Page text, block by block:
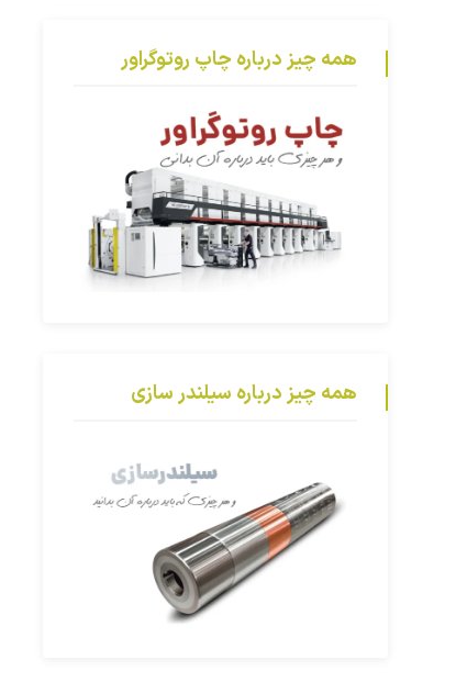
همه چیز درباره چاپ روتوگراور
همه چیز درباره سیلندر سازی